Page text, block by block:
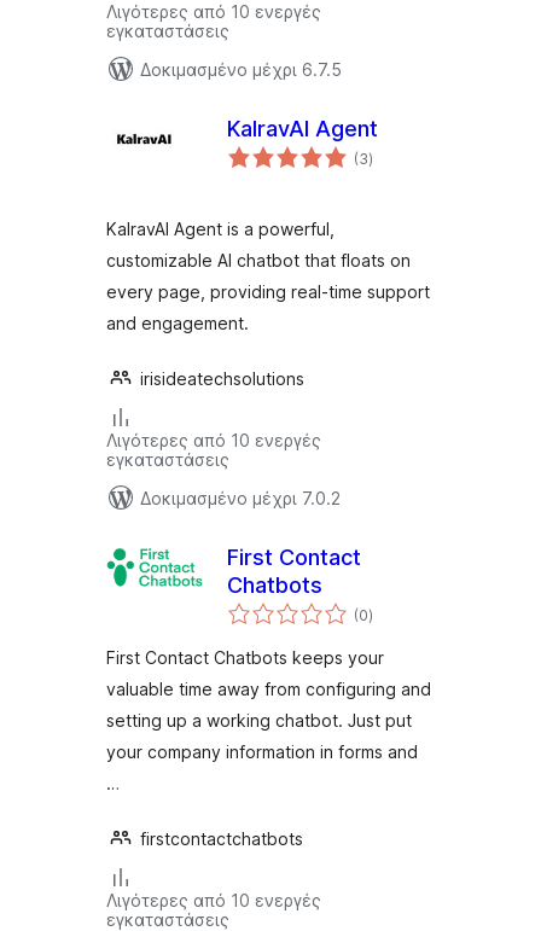
Λιγότερες από 10 ενεργές
εγκαταστάσεις
Δοκιμασμένο μέχρι 6.7.5
KalravAI Agent
(3αξιολογήσεις
σύνολο
)
KalravAI Agent is a powerful,
customizable AI chatbot that floats on
every page, providing real-time support
and engagement.
irisideatechsolutions
Λιγότερες από 10 ενεργές
εγκαταστάσεις
Δοκιμασμένο μέχρι 7.0.2
First Contact
Chatbots
(0αξιολογήσεις
σύνολο
)
First Contact Chatbots keeps your
valuable time away from configuring and
setting up a working chatbot. Just put
your company information in forms and
…
firstcontactchatbots
Λιγότερες από 10 ενεργές
εγκαταστάσεις